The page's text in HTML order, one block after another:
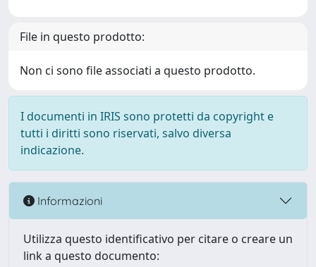
File in questo prodotto:
Non ci sono file associati a questo prodotto.
I documenti in IRIS sono protetti da copyright e
tutti i diritti sono riservati, salvo diversa
indicazione.
Informazioni
Utilizza questo identificativo per citare o creare un
link a questo documento: